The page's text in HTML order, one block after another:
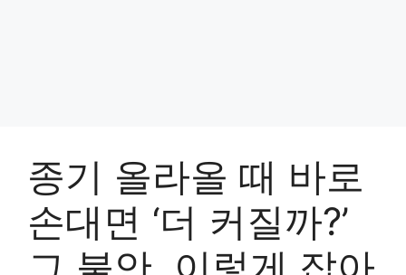
종기 올라올 때 바로
손대면 ‘더 커질까?’